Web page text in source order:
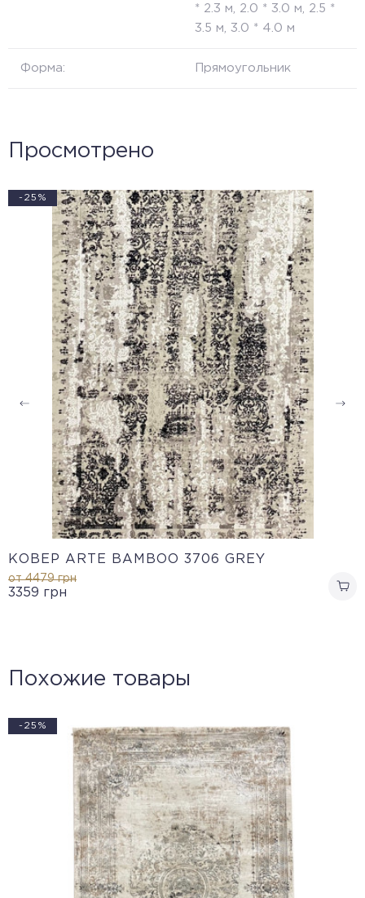
* 2.3 м, 2.0 * 3.0 м, 2.5 *
3.5 м, 3.0 * 4.0 м
Форма: Прямоугольник
Просмотрено
-25%
КОВЕР ARTE BAMBOO 3706 GREY
от 4479грн
3359 грн
Похожие товары
-25%